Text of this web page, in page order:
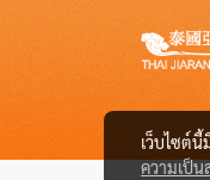
เว็บไซต์
ความเป็น